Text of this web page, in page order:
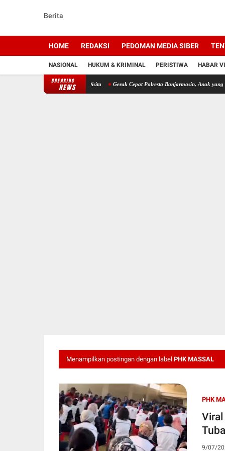
Berita
HOME REDAKSI PEDOMAN MEDIA SIBER
NASIONAL HUKUM & KRIMINAL PERISTIWA HABAR
BREAKING
NEWS
Seberat 6,38 Gram Disita Gerak Cepat Polresta Banjarmasin, Anak yang
Menampilkan postingan dengan label PHK MASSAL
PHK
Viral
9/07/